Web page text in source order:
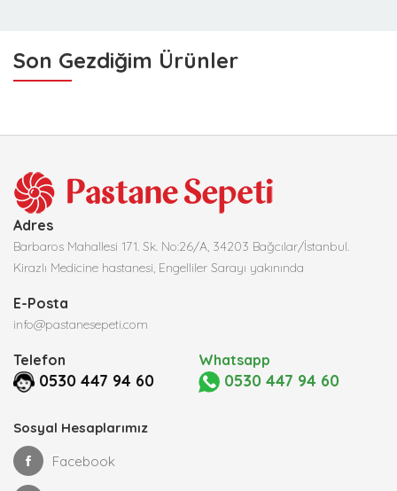
Son Gezdiğim Ürünler
Adres
Barbaros Mahallesi 171. Sk. No:26/A, 34203 Bağcılar/İstanbul.
Kirazlı Medicine hastanesi, Engelliler Sarayı yakınında
E-Posta
info@pastanesepeti.com
Telefon
0530 447 94 60
Whatsapp
0530 447 94 60
Sosyal Hesaplarımız
Facebook